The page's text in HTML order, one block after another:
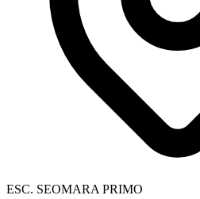
ESC. SEOMARA PRIMO